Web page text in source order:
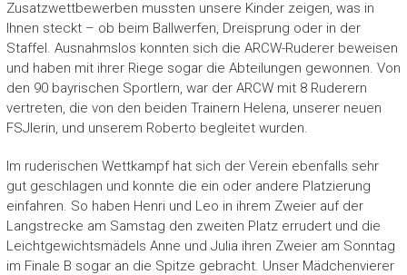
Zusatzwettbewerben mussten unsere Kinder zeigen, was in
Ihnen steckt – ob beim Ballwerfen, Dreisprung oder in der
Staffel. Ausnahmslos konnten sich die ARCW-Ruderer beweisen
und haben mit ihrer Riege sogar die Abteilungen gewonnen. Von
den 90 bayrischen Sportlern, war der ARCW mit 8 Ruderern
vertreten, die von den beiden Trainern Helena, unserer neuen
FSJlerin, und unserem Roberto begleitet wurden.
Im ruderischen Wettkampf hat sich der Verein ebenfalls sehr
gut geschlagen und konnte die ein oder andere Platzierung
einfahren. So haben Henri und Leo in ihrem Zweier auf der
Langstrecke am Samstag den zweiten Platz errudert und die
Leichtgewichtsmädels Anne und Julia ihren Zweier am Sonntag
im Finale B sogar an die Spitze gebracht. Unser Mädchenvierer